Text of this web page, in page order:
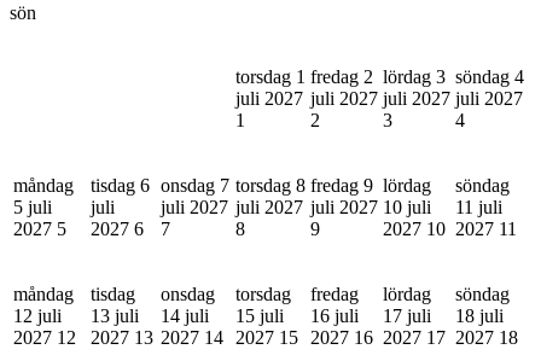
sön
torsdag 1
juli 2027
1
fredag 2
juli 2027
2
lördag 3
juli 2027
3
söndag 4
juli 2027
4
måndag
5 juli
2027 5
tisdag 6
juli
2027 6
onsdag 7
juli 2027
7
torsdag 8
juli 2027
8
fredag 9
juli 2027
9
lördag
10 juli
2027 10
söndag
11 juli
2027 11
måndag
12 juli
2027 12
tisdag
13 juli
2027 13
onsdag
14 juli
2027 14
torsdag
15 juli
2027 15
fredag
16 juli
2027 16
lördag
17 juli
2027 17
söndag
18 juli
2027 18